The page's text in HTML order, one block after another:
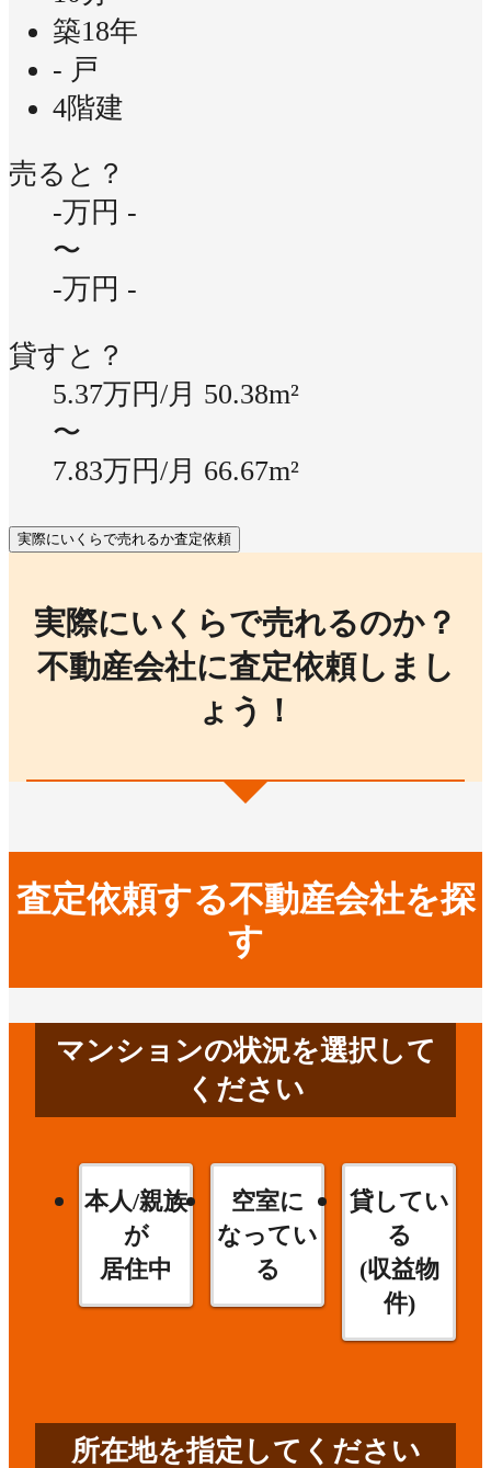
築18年
- 戸
4階建
売ると？
-万円 -
〜
-万円 -
貸すと？
5.37万円/月 50.38m²
〜
7.83万円/月 66.67m²
実際にいくらで売れるか査定依頼
実際にいくらで売れるのか？
不動産会社に査定依頼しまし
ょう！
査定依頼する不動産会社を探
す
マンションの状況を選択して
ください
本人/親族
が
居住中
空室に
なってい
る
貸してい
る
(収益物
件)
所在地を指定してください